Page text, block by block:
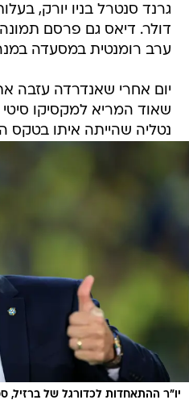
דולר. דיאס גם פרסם
ערב רומנטית במסעדה
שאוד המריא למקסיקו
נטליה שהייתה איתו בטקס
יו"ר ההתאחדות לכדורגל של ברזיל,